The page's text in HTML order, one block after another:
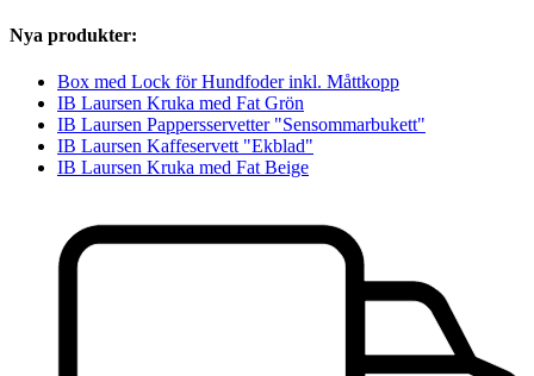
Nya produkter:
Box med Lock för Hundfoder inkl. Måttkopp
IB Laursen Kruka med Fat Grön
IB Laursen Pappersservetter "Sensommarbukett"
IB Laursen Kaffeservett "Ekblad"
IB Laursen Kruka med Fat Beige